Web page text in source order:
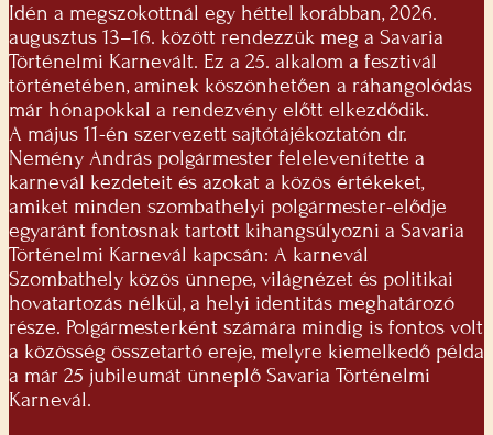
Idén a megszokottnál egy héttel korábban, 2026.
augusztus 13–16. között rendezzük meg a Savaria
Történelmi Karnevált. Ez a 25. alkalom a fesztivál
történetében, aminek köszönhetően a ráhangolódás
már hónapokkal a rendezvény előtt elkezdődik.
A május 11-én szervezett sajtótájékoztatón dr.
Nemény András polgármester felelevenítette a
karnevál kezdeteit és azokat a közös értékeket,
amiket minden szombathelyi polgármester-elődje
egyaránt fontosnak tartott kihangsúlyozni a Savaria
Történelmi Karnevál kapcsán: A karnevál
Szombathely közös ünnepe, világnézet és politikai
hovatartozás nélkül, a helyi identitás meghatározó
része. Polgármesterként számára mindig is fontos volt
a közösség összetartó ereje, melyre kiemelkedő példa
a már 25 jubileumát ünneplő Savaria Történelmi
Karnevál.